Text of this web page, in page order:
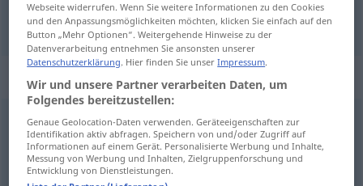
Umgebungf surroundings
Beispielsätze für "surroundings"
to be intunewithone’ssurroundings
mit seinerUmgebungharmonierenodinEinklang
stehen
Webseite widerrufen. Wenn Sie weitere Informationen zu den Cookies
und den Anpassungsmöglichkeiten möchten, klicken Sie einfach auf den
Button „Mehr Optionen“. Weitergehende Hinweise zu der
Datenverarbeitung entnehmen Sie ansonsten unserer
Datenschutzerklärung. Hier finden Sie unserImpressum.
Wir und unsere Partner verarbeiten Daten, um
Folgendes bereitzustellen:
Genaue Geolocation-Daten verwenden. Geräteeigenschaften zur
Identifikation aktiv abfragen. Speichern von und/oder Zugriff auf
Informationen auf einem Gerät. Personalisierte Werbung und Inhalte,
Messung von Werbung und Inhalten, Zielgruppenforschung und
Entwicklung von Dienstleistungen.